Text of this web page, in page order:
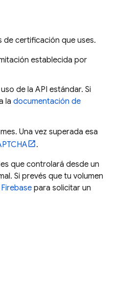
de certificación que uses.
establecida por
de la API estándar. Si
la documentación de
Una vez superada esa
.
que controlará desde un
Si prevés que tu volumen
para solicitar un